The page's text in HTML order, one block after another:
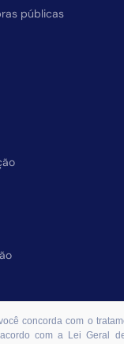
públicas
concorda com o
com a Lei Geral